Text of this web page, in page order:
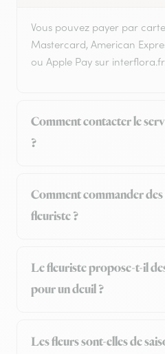
Vous pouvez payer par
Mastercard, American
ou Apple Pay sur
Comment contacter le
?
Comment commander des
fleuriste ?
Le fleuriste propose-t-il
pour un deuil ?
Les fleurs sont-elles de